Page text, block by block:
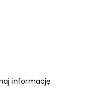
informację